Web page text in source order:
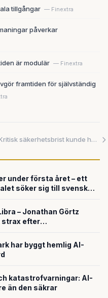
tillgångar — Finextra
påverkar
är modulär — Finextra
framtiden för självständig
Kritisk säkerhetsbrist kunde ha hotat miljontals kodarkiv på GitHub
under första året – ett
söker sig till svensk
– Jonathan Görtz
strax efter
har byggt hemlig AI-
katastrofvarningar: AI-
än den säkrar